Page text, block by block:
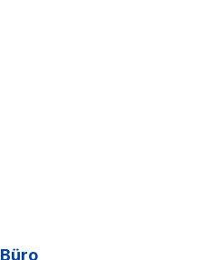
Büro